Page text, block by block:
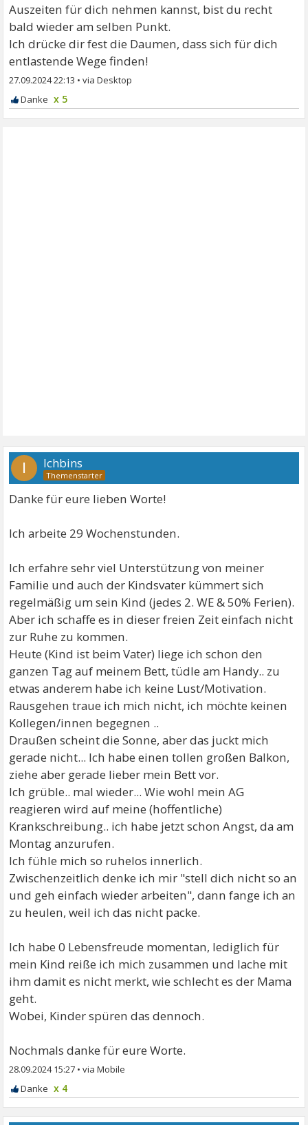
Auszeiten für dich nehmen kannst, bist du recht
bald wieder am selben Punkt.
Ich drücke dir fest die Daumen, dass sich für dich
entlastende Wege finden!
27.09.2024 22:13 •
x 5
I Ichbins
Danke für eure lieben Worte!
Ich arbeite 29 Wochenstunden.
Ich erfahre sehr viel Unterstützung von meiner
Familie und auch der Kindsvater kümmert sich
regelmäßig um sein Kind (jedes 2. WE & 50% Ferien).
Aber ich schaffe es in dieser freien Zeit einfach nicht
zur Ruhe zu kommen.
Heute (Kind ist beim Vater) liege ich schon den
ganzen Tag auf meinem Bett, tüdle am Handy.. zu
etwas anderem habe ich keine Lust/Motivation.
Rausgehen traue ich mich nicht, ich möchte keinen
Kollegen/innen begegnen ..
Draußen scheint die Sonne, aber das juckt mich
gerade nicht... Ich habe einen tollen großen Balkon,
ziehe aber gerade lieber mein Bett vor.
Ich grüble.. mal wieder... Wie wohl mein AG
reagieren wird auf meine (hoffentliche)
Krankschreibung.. ich habe jetzt schon Angst, da am
Montag anzurufen.
Ich fühle mich so ruhelos innerlich.
Zwischenzeitlich denke ich mir "stell dich nicht so an
und geh einfach wieder arbeiten", dann fange ich an
zu heulen, weil ich das nicht packe.
Ich habe 0 Lebensfreude momentan, lediglich für
mein Kind reiße ich mich zusammen und lache mit
ihm damit es nicht merkt, wie schlecht es der Mama
geht.
Wobei, Kinder spüren das dennoch.
Nochmals danke für eure Worte.
28.09.2024 15:27 •
x 4